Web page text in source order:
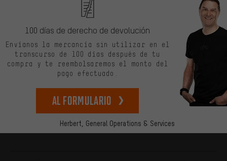
Herbert, General Operations & Services
100 días de derecho de devolución
Envíanos la mercancía sin utilizar en el
transcurso de 100 días después de tu
compra y te reembolsaremos el monto del
pago efectuado.
Al formulario